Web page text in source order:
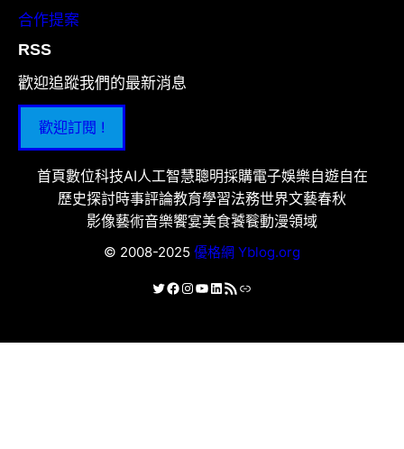
合作提案
RSS
歡迎追蹤我們的最新消息
歡迎訂閱 !
首頁數位科技AI人工智慧聰明採購電子娛樂自遊自在
歷史探討時事評論教育學習法務世界文藝春秋
影像藝術音樂饗宴美食饕餮動漫領域
© 2008-2025 優格網 Yblog.org
X Facebook
Instagram
YouTube
LinkedIn
RSS 資訊提供連結